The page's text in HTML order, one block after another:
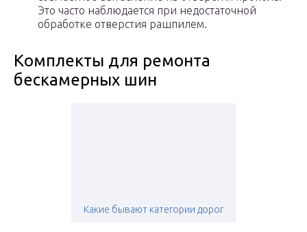
Это часто наблюдается при недостаточной
обработке отверстия рашпилем.
Комплекты для ремонта
бескамерных шин
Какие бывают категории дорог